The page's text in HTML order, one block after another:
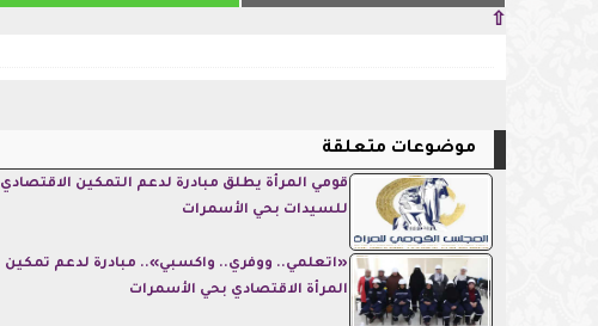
⇧
موضوعات متعلقة
قومي المرأة يطلق مبادرة لدعم التمكين الاقتصادي
للسيدات بحي الأسمرات
«اتعلمي.. ووفري.. واكسبي».. مبادرة لدعم تمكين
المرأة الاقتصادي بحي الأسمرات